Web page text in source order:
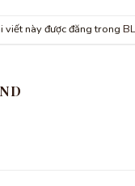
viết này được đăng trong